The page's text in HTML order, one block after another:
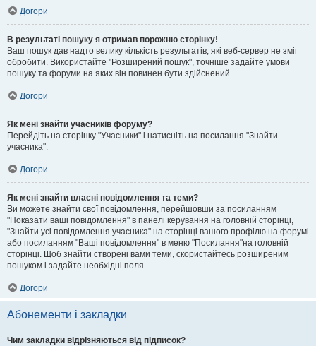
Догори
В результаті пошуку я отримав порожню сторінку!
Ваш пошук дав надто велику кількість результатів, які веб-сервер не зміг
обробити. Використайте "Розширений пошук", точніше задайте умови
пошуку та форуми на яких він повинен бути здійснений.
Догори
Як мені знайти учасників форуму?
Перейдіть на сторінку "Учасники" і натисніть на посилання "Знайти
учасника".
Догори
Як мені знайти власні повідомлення та теми?
Ви можете знайти свої повідомлення, перейшовши за посиланням
"Показати ваші повідомлення" в панелі керування на головній сторінці,
"Знайти усі повідомлення учасника" на сторінці вашого профілю на форумі
або посиланням "Ваші повідомлення" в меню "Посилання"на головній
сторінці. Щоб знайти створені вами теми, скористайтесь розширеним
пошуком і задайте необхідні поля.
Догори
Абонементи і закладки
Чим закладки відрізняються від підписок?